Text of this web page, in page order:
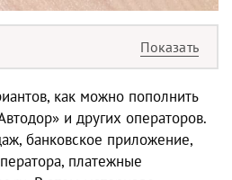
как можно пополнить
и других операторов.
банковское приложение,
платежные